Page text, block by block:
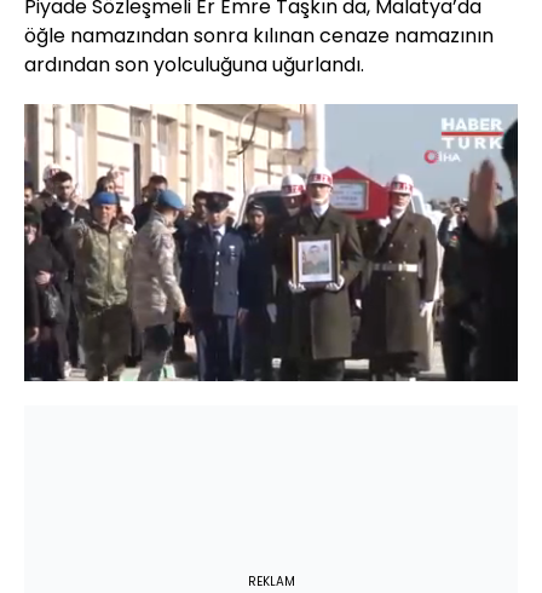
Piyade Sözleşmeli Er Emre Taşkın da, Malatya’da
öğle namazından sonra kılınan cenaze namazının
ardından son yolculuğuna uğurlandı.
Sesi
Aç
Yüklendi:
34.65%
Oynatma
Hızı
REKLAM